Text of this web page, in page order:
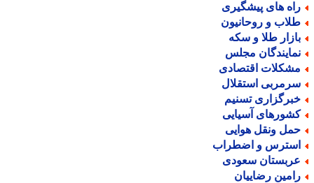
های پیشگیری
و روحانیون
طلا و سکه
مجلس
اقتصادی
استقلال
تسنیم
آسیایی
ونقل هوایی
و اضطراب
سعودی
رضاییان